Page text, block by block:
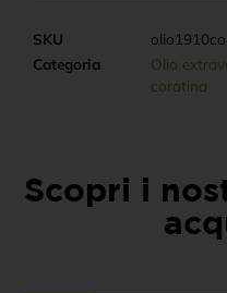
SKU
Categoria
Olio
coratina
Scopri i